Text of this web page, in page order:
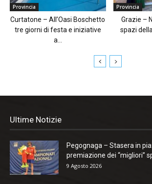
Provincia
Curtatone – All’Oasi Boschetto
tre giorni di festa e iniziative
a...
Provincia
Grazie –
spazi
Ultime Notizie
Pegognaga – Stasera in
premiazione dei “migliori”
9 Agosto 2026